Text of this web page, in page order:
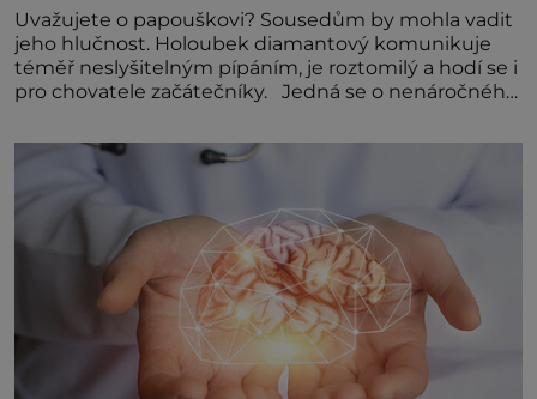
Uvažujete o papouškovi? Sousedům by mohla vadit
jeho hlučnost. Holoubek diamantový komunikuje
téměř neslyšitelným pípáním, je roztomilý a hodí se i
pro chovatele začátečníky. Jedná se o nenáročného
Hodně času tráví na zemi, kde sbírá zbytky semínek
Jeho domovinou je prakticky celá Austrálie s
výjimkou pobřežní oblasti.